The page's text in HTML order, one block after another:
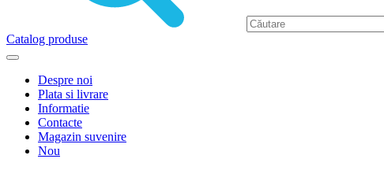
Catalog produse
Despre noi
Plata si livrare
Informatie
Contacte
Magazin suvenire
Nou